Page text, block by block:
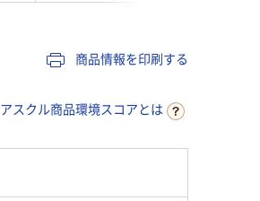
商品情報を印刷する
アスクル商品環境スコアとは